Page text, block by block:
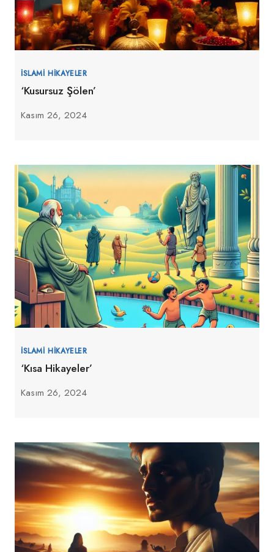
İSLAMI HIKAYELER
‘Kusursuz Şölen’
Kasım 26, 2024
İSLAMI HIKAYELER
‘Kısa Hikayeler’
Kasım 26, 2024